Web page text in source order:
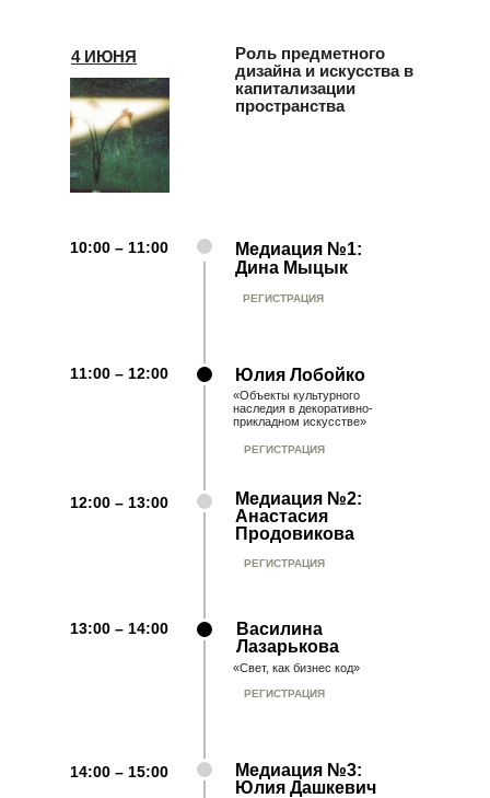
РЕГИСТРАЦИЯ
Медиация №2:
Анастасия
Продовикова
10:00 – 11:00
Василина
Лазарькова
4 ИЮНЯ
«Свет, как бизнес код»
Роль предметного
дизайна и искусства в
капитализации
пространства
Медиация №1:
Дина Мыцык
13:00 – 14:00
12:00 – 13:00
Медиация №3:
Юлия Дашкевич
14:00 – 15:00
11:00 – 12:00
«Объекты культурного
наследия в декоративно-
прикладном искусстве»
Юлия Лобойко
РЕГИСТРАЦИЯ
РЕГИСТРАЦИЯ
РЕГИСТРАЦИЯ